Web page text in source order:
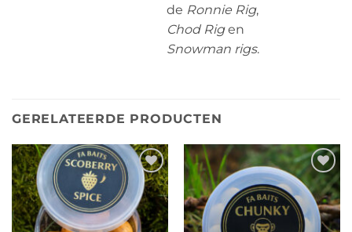
de Ronnie Rig,
Chod Rigen
Snowman rigs.
GERELATEERDE PRODUCTEN
Toevoegen
aan
wenslijst
Toevoegen
aan
wenslijst